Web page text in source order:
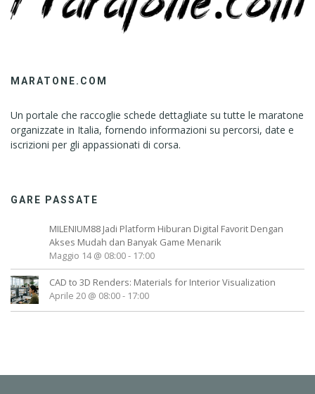
MARATONE.COM
Un portale che raccoglie schede dettagliate su tutte le maratone
organizzate in Italia, fornendo informazioni su percorsi, date e
iscrizioni per gli appassionati di corsa.
GARE PASSATE
MILENIUM88 Jadi Platform Hiburan Digital Favorit Dengan
Akses Mudah dan Banyak Game Menarik
Maggio 14 @ 08:00- 17:00
CAD to 3D Renders: Materials for Interior Visualization
Aprile 20 @ 08:00- 17:00